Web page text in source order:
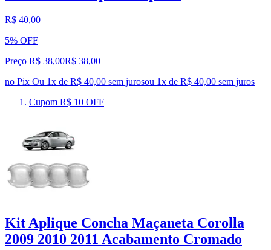
R$ 40,00
5% OFF
Preço R$ 38,00R$ 38,00
no Pix Ou 1x de R$ 40,00 sem jurosou 1x de R$ 40,00 sem juros
Cupom R$ 10 OFF
Kit Aplique Concha Maçaneta Corolla
2009 2010 2011 Acabamento Cromado